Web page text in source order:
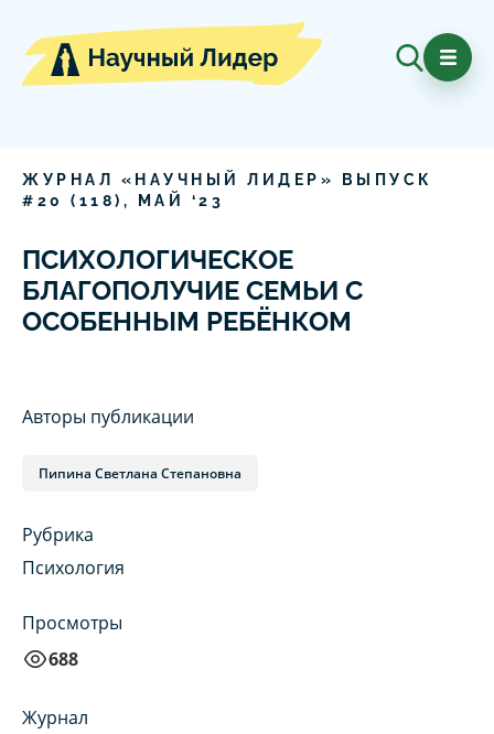
ЖУРНАЛ «НАУЧНЫЙ ЛИДЕР» ВЫПУСК
# 20 ( 118), МАЙ ‘23
ПСИХОЛОГИЧЕСКОЕ
БЛАГОПОЛУЧИЕ СЕМЬИ С
ОСОБЕННЫМ РЕБЁНКОМ
Авторы публикации
Пипина Светлана Степановна
Рубрика
Психология
Просмотры
688
Журнал